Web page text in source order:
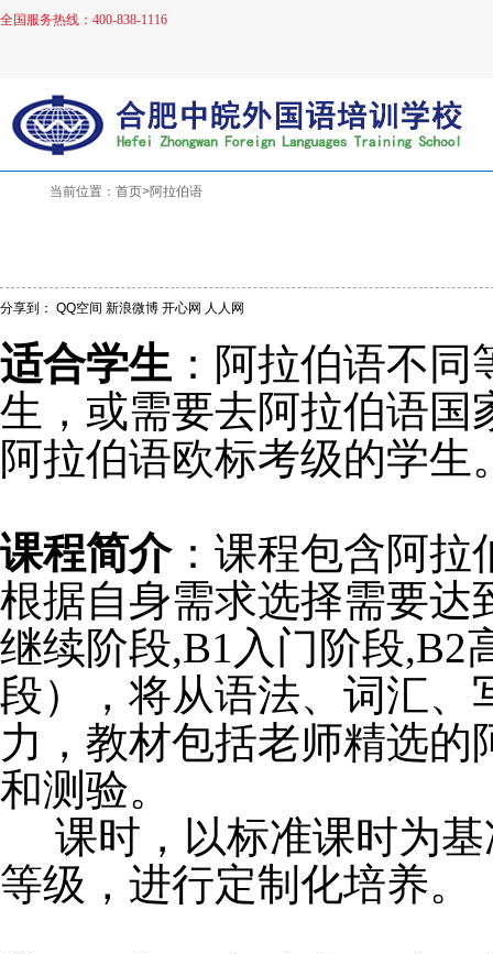
全国服务热线：400-838-1116
当前位置：首页>阿拉伯语
分享到： QQ空间 新浪微博 开心网 人人网
适合学生 ：阿拉伯语不
生，或需要去阿拉伯语国
阿拉伯语欧标考级的学生
课程简介：课程包含阿拉
根据自身需求选择需要达
继续阶段,B1入门阶段,B2
段），将从语法、词汇、
力，教材包括老师精选
和测验。
课时，以标准课时为基
等级，进行定制化培养。